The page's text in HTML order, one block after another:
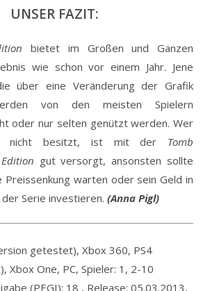
UNSER FAZIT:
bietet im Großen und Ganzen
wie schon vor einem Jahr. Jene
über eine Veränderung der Grafik
von den meisten Spielern
oder nur selten genützt werden. Wer
nicht besitzt, ist mit der Tomb
gut versorgt, ansonsten sollte
Preissenkung warten oder sein Geld in
Serie investieren. (Anna Pigl)
getestet), Xbox 360, PS4
Xbox One, PC, Spieler: 1, 2-10
(PEGI): 18 , Release: 05.03.2013,